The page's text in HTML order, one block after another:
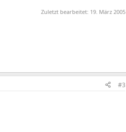
Zuletzt bearbeitet: 19. März 2005
#3